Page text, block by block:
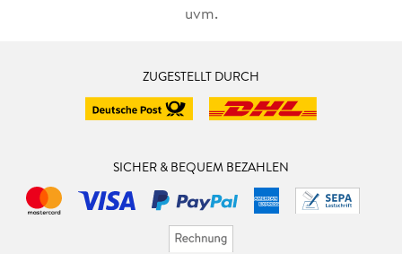
uvm.
ZUGESTELLT DURCH
SICHER & BEQUEM BEZAHLEN